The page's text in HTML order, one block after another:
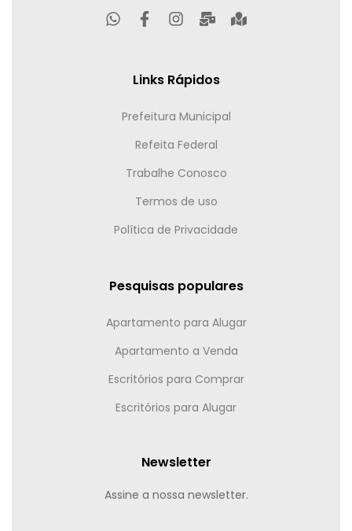
Links Rápidos
Prefeitura Municipal
Refeita Federal
Trabalhe Conosco
Termos de uso
Política de Privacidade
Pesquisas populares
Apartamento para Alugar
Apartamento a Venda
Escritórios para Comprar
Escritórios para Alugar
Newsletter
Assine a nossa newsletter.